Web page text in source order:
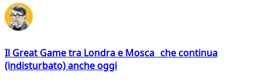
Il Great Game tra Londra e Mosca che continua
(indisturbato) anche oggi